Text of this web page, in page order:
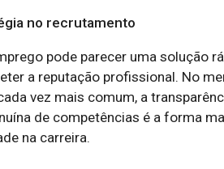
no recrutamento
pode parecer uma solução
a reputação profissional. No
vez mais comum, a
de competências é a forma
na carreira.